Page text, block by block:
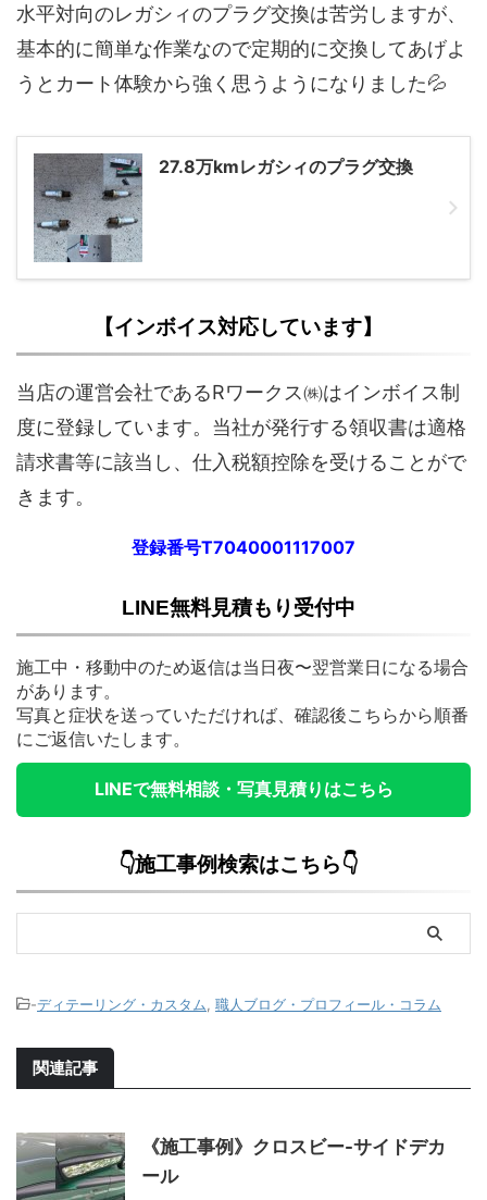
水平対向のレガシィのプラグ交換は苦労しますが、
基本的に簡単な作業なので定期的に交換してあげよ
うとカート体験から強く思うようになりました💦
27.8万kmレガシィのプラグ交換
【インボイス対応しています】
当店の運営会社であるRワークス㈱はインボイス制
度に登録しています。当社が発行する領収書は適格
請求書等に該当し、仕入税額控除を受けることがで
きます。
登録番号T7040001117007
LINE無料見積もり受付中
施工中・移動中のため返信は当日夜〜翌営業日になる場合
があります。
写真と症状を送っていただければ、確認後こちらから順番
にご返信いたします。
LINEで無料相談・写真見積りはこちら
👇施工事例検索はこちら👇
-ディテーリング・カスタム 職人ブログ・プロフィール・コラム
関連記事
《施工事例》クロスビー-サイドデカ
ール